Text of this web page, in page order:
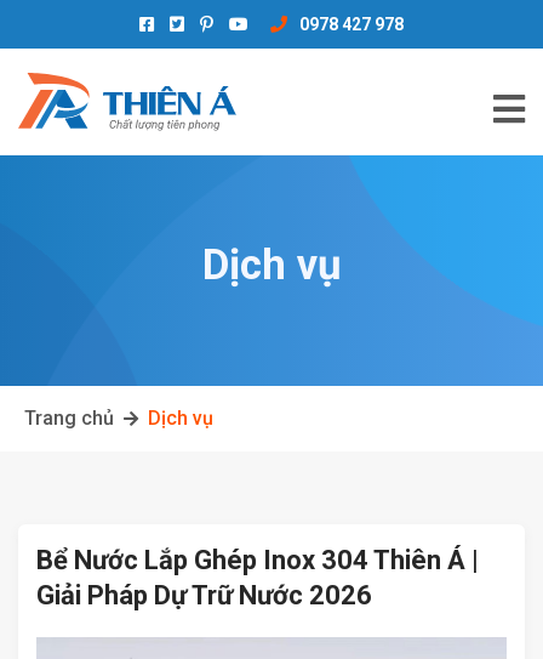
0978 427 978
Dịch vụ
Trang chủ Dịch vụ
Bể Nước Lắp Ghép Inox 304 Thiên Á |
Giải Pháp Dự Trữ Nước 2026